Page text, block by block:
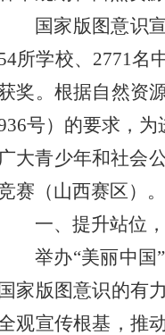
国家版图意识
所学校、2771名
奖。根据自然资
号）的要求，
广大青少年和社会
赛（山西赛区）
一、提升站位
举办“美丽中
国家版图意识的有
观宣传根基，推